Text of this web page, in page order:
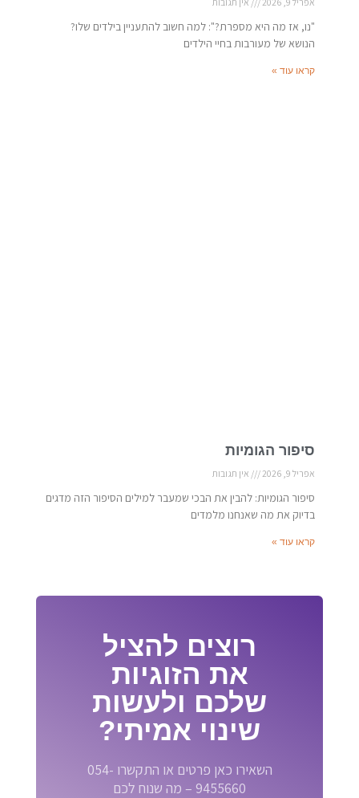
"נו, אז מה היא מספרת?": למה חשוב להתעניין בילדים שלו?
הנושא של מעורבות בחיי הילדים
קראו עוד »
סיפור הגומיות
אפריל 9, 2026 אין תגובות
סיפור הגומיות: להבין את הבכי שמעבר למילים הסיפור הזה מדגים
בדיוק את מה שאנחנו מלמדים
קראו עוד »
רוצים להציל
את הזוגיות
שלכם ולעשות
שינוי אמיתי?
השאירו כאן פרטים או התקשרו 054-
9455660 – מה שנוח לכם